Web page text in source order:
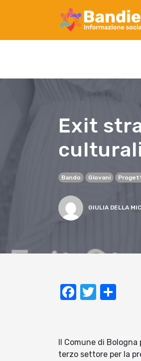
Exit
Bando Giovani
GIULIA DELLA
Facebook
Twitter
Il Comune di
terzo settore per la